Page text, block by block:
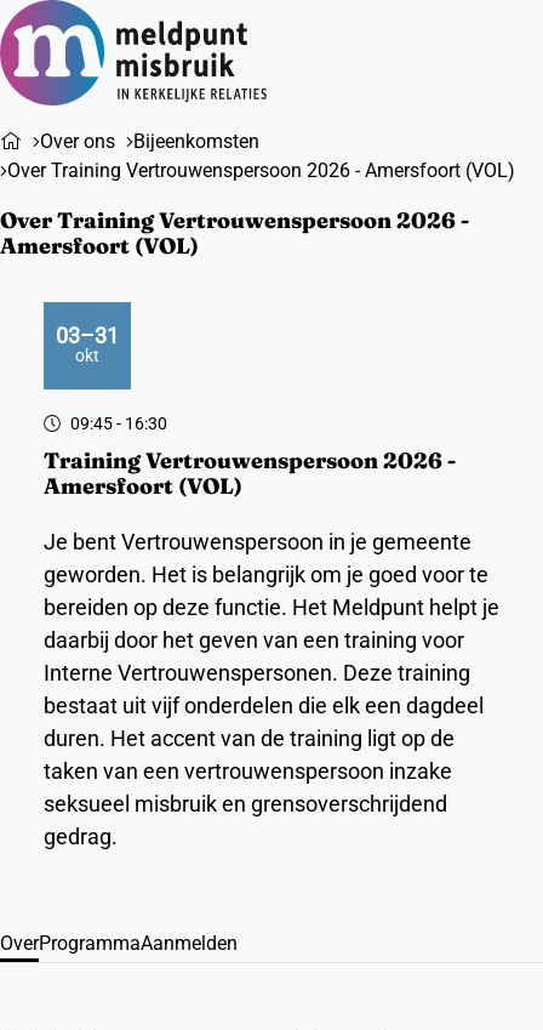
Over ons
Bijeenkomsten
Over Training Vertrouwenspersoon 2026 - Amersfoort (VOL)
Over Training Vertrouwenspersoon 2026 -
Amersfoort (VOL)
03–31
okt
2026
09:45- 16:30
Training Vertrouwenspersoon 2026 -
Amersfoort (VOL)
Je bent Vertrouwenspersoon in je gemeente
geworden. Het is belangrijk om je goed voor te
bereiden op deze functie. Het Meldpunt helpt je
daarbij door het geven van een training voor
Interne Vertrouwenspersonen. Deze training
bestaat uit vijf onderdelen die elk een dagdeel
duren. Het accent van de training ligt op de
taken van een vertrouwenspersoon inzake
seksueel misbruik en grensoverschrijdend
gedrag.
OverProgrammaAanmelden